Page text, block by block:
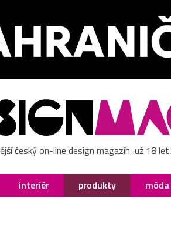
český on-line design magazín, už 18
interiér produkty móda